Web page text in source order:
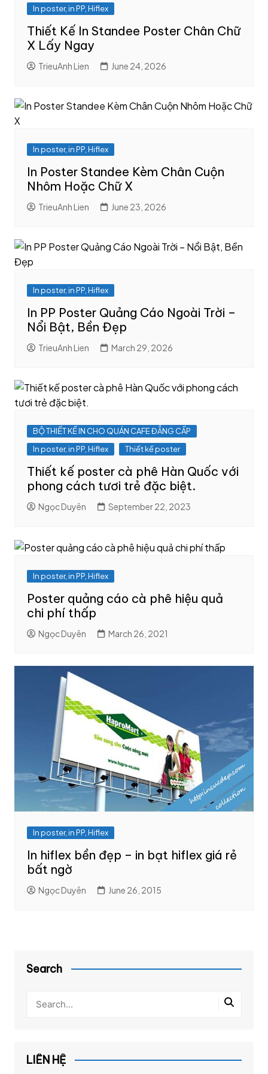
In poster, in PP, Hiflex
Thiết Kế In Standee Poster Chân Chữ
X Lấy Ngay
TrieuAnh Lien June 24, 2026
In poster, in PP, Hiflex
In Poster Standee Kèm Chân Cuộn
Nhôm Hoặc Chữ X
TrieuAnh Lien June 23, 2026
In poster, in PP, Hiflex
In PP Poster Quảng Cáo Ngoài Trời –
Nổi Bật, Bền Đẹp
TrieuAnh Lien March 29, 2026
BỘ THIẾT KẾ IN CHO QUÁN CAFE ĐẲNG CẤP
In poster, in PP, Hiflex
Thiết kế poster
Thiết kế poster cà phê Hàn Quốc với
phong cách tươi trẻ đặc biệt.
Ngọc Duyên September 22, 2023
In poster, in PP, Hiflex
Poster quảng cáo cà phê hiệu quả
chi phí thấp
Ngọc Duyên March 26, 2021
In poster, in PP, Hiflex
In hiflex bền đẹp – in bạt hiflex giá rẻ
bất ngờ
Ngọc Duyên June 26, 2015
Search
LIÊN HỆ